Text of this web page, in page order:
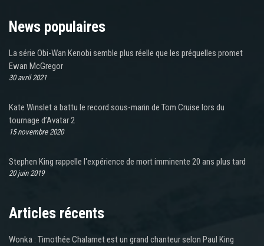
News populaires
La série Obi-Wan Kenobi semble plus réelle que les préquelles promet
Ewan McGregor
30 avril 2021
Kate Winslet a battu le record sous-marin de Tom Cruise lors du
tournage d’Avatar 2
15 novembre 2020
Stephen King rappelle l'expérience de mort imminente 20 ans plus tard
20 juin 2019
Articles récents
Wonka : Timothée Chalamet est un grand chanteur selon Paul King